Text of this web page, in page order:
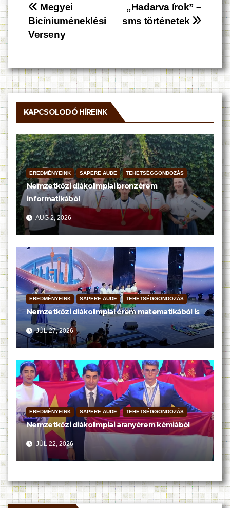
Bejegyzés
navigáció
„Hadarva írok” –
sms történetek
Megyei
Bicíniuméneklési
Verseny
KAPCSOLODÓ HÍREINK
EREDMÉNYEINK SAPERE AUDE TEHETSÉGGONDOZÁS
Nemzetközi diákolimpiai bronzérem
informatikából
AUG 2, 2026
EREDMÉNYEINK SAPERE AUDE TEHETSÉGGONDOZÁS
Nemzetközi diákolimpiai érem matematikából is
JÚL 27, 2026
EREDMÉNYEINK SAPERE AUDE TEHETSÉGGONDOZÁS
Nemzetközi diákolimpiai aranyérem kémiából
JÚL 22, 2026